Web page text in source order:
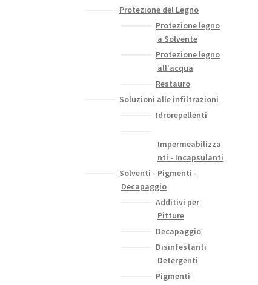
Protezione del Legno
Protezione legno
a Solvente
Protezione legno
all'acqua
Restauro
Soluzioni alle infiltrazioni
Idrorepellenti
Impermeabilizza
nti - Incapsulanti
Solventi - Pigmenti -
Decapaggio
Additivi per
Pitture
Decapaggio
Disinfestanti
Detergenti
Pigmenti